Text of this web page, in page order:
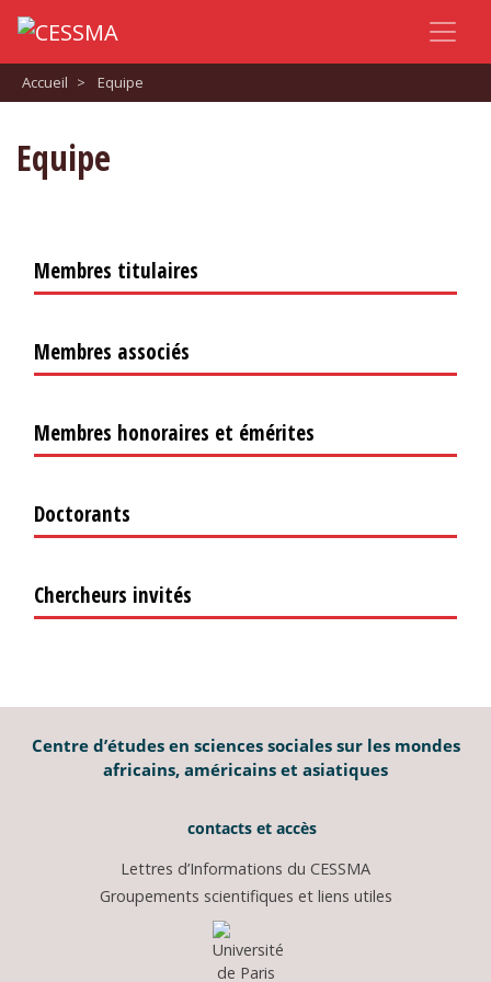
Accueil > Equipe
Equipe
Membres titulaires
Membres associés
Membres honoraires et émérites
Doctorants
Chercheurs invités
Centre d’études en sciences sociales sur les mondes
africains, américains et asiatiques
contacts et accès
Lettres d’Informations du CESSMA
Groupements scientifiques et liens utiles